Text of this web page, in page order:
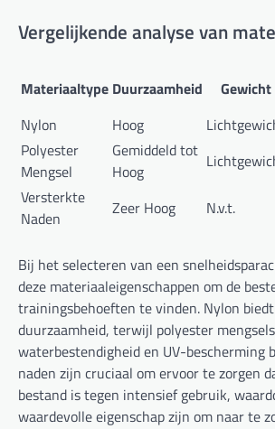
Vergelijkende analyse van
Materiaaltype Duurzaamheid Gewicht
Nylon
Hoog
Polyester
Mengsel
Gemiddeld tot
Hoog
Versterkte
Naden
Zeer Hoog N.v.t.
Bij het selecteren van een
deze materiaaleigenschappen om de
trainingsbehoeften te vinden. Nylon
duurzaamheid, terwijl polyester
waterbestendigheid en UV-bescherming
naden zijn cruciaal om ervoor te zorgen
bestand is tegen intensief gebruik,
waardevolle eigenschap zijn om naar te